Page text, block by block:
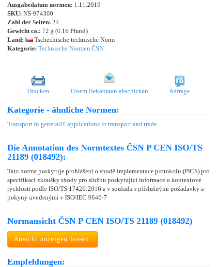
Ausgabedatum normen: 1.11.2019
SKU: NS-974300
Zahl der Seiten: 24
Gewicht ca.: 72 g (0.16 Pfund)
Land:
Tschechische technische Norm
Kategorie: Technische Normen ČSN
Drucken Einem Bekannten abschicken Anfrage
Kategorie - ähnliche Normen:
Transport in generalIT applications in transport and trade
Die Annotation des Normtextes ČSN P CEN ISO/TS
21189 (018492):
Tato norma poskytuje prohlášení o shodě implementace protokolu (PICS) pro
specifikaci zkoušky shody pro službu poskytující informace o kontextové
rychlosti podle ISO/TS 17426:2016 a v souladu s příslušnými požadavky a
pokyny uvedenými v ISO/IEC 9646-7
Normansicht ČSN P CEN ISO/TS 21189 (018492)
Ansicht anzeigen lassen.
Empfehlungen: